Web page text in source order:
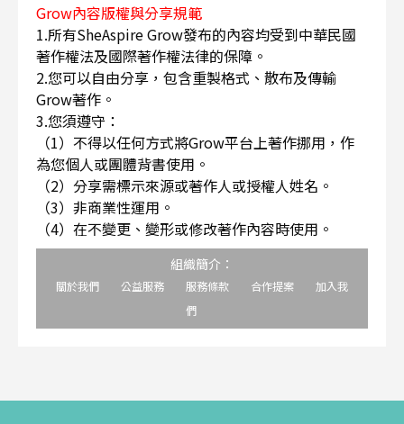
Grow內容版權與分享規範
1.所有SheAspire Grow發布的內容均受到中華民國
著作權法及國際著作權法律的保障。
2.您可以自由分享，包含重製格式、散布及傳輸
Grow著作。
3.您須遵守：
（1）不得以任何方式將Grow平台上著作挪用，作
為您個人或團體背書使用。
（2）分享需標示來源或著作人或授權人姓名。
（3）非商業性運用。
（4）在不變更、變形或修改著作內容時使用。
組織簡介：
關於我們 公益服務 服務條款 合作提案
加入我
們